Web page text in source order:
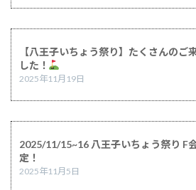
【八王子いちょう祭り】たくさんのご
した！
2025年11月19日
2025/11/15~16 八王子いちょう祭り F
定！
2025年11月5日